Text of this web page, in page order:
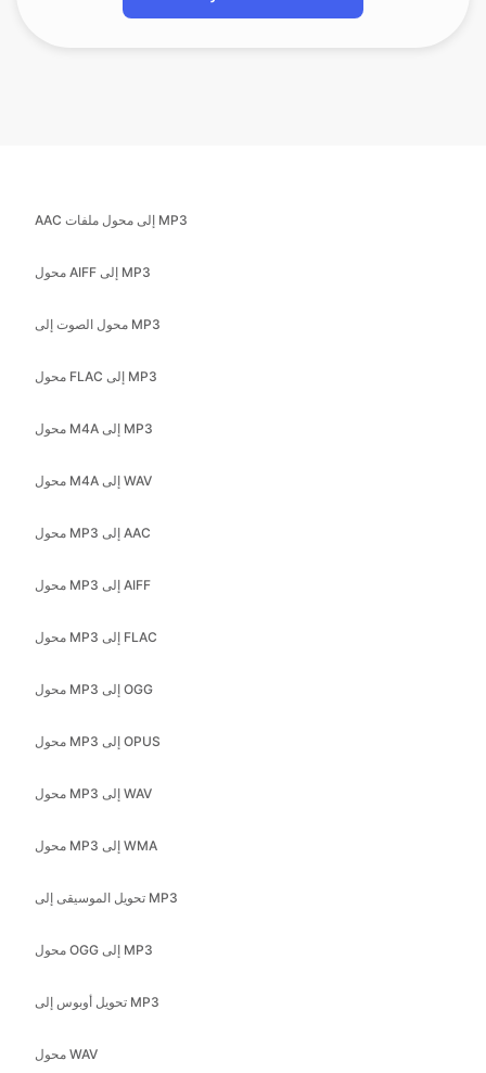
AAC إلى محول ملفات MP3
محول AIFF إلى MP3
محول الصوت إلى MP3
محول FLAC إلى MP3
محول M4A إلى MP3
محول M4A إلى WAV
محول MP3 إلى AAC
محول MP3 إلى AIFF
محول MP3 إلى FLAC
محول MP3 إلى OGG
محول MP3 إلى OPUS
محول MP3 إلى WAV
محول MP3 إلى WMA
تحويل الموسيقى إلى MP3
محول OGG إلى MP3
تحويل أوبوس إلى MP3
محول WAV